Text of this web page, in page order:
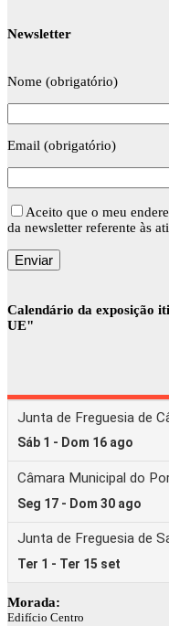
Newsletter
Nome (obrigatório)
Email (obrigatório)
Aceito que o meu
da newsletter referente às
Calendário da exposição
UE"
Morada:
Edifício Centro